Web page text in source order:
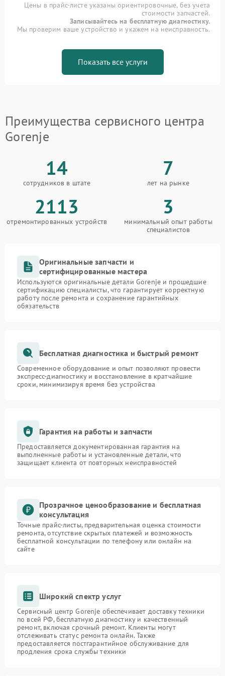
Цены в прайс-листе указаны ориентировочные, без учета
стоимости запчастей.
Записывайтесь на бесплатную диагностику.
Мы проверим ваше устройство и укажем на неисправность.
Показать все услуги
Преимущества сервисного центра
Gorenje
14
сотрудников в штате
7
лет на рынке
2113
отремонтированных устройств
3
минимальный опыт работы
специалистов
Оригинальные запчасти и
сертифицированные мастера
Используются оригинальные детали Gorenje и прошедшие
сертификацию специалисты, что гарантирует корректную
работу после ремонта и сохранение гарантийных
обязательств
Бесплатная диагностика и быстрый ремонт
Современное оборудование и опыт позволяют провести
экспресс-диагностику и восстановление в кратчайшие
сроки, минимизируя время без устройства
Гарантия на работы и запчасти
Предоставляется документированная гарантия на
выполненные работы и установленные детали, что
защищает клиента от повторных неисправностей
Прозрачное ценообразование и бесплатная
консультация
Точные прайс-листы, предварительная оценка стоимости
ремонта, отсутствие скрытых платежей и возможность
бесплатной консультации по телефону или онлайн на
сайте
Широкий спектр услуг
Сервисный центр Gorenje обеспечивает доставку техники
по всей РФ, бесплатную диагностику и качественный
ремонт, включая срочный ремонт. Клиенты могут
отслеживать статус ремонта онлайн. Также
предоставляется постгарантийное обслуживание для
продления срока службы техники